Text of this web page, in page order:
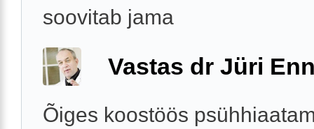
soovitab jama
Vastas dr Jüri
Õiges koostöös